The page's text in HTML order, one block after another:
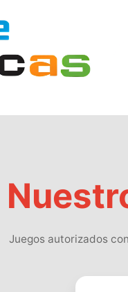
Juegos autorizados